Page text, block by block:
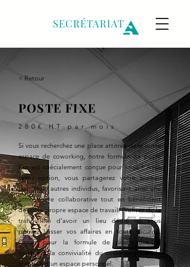
SECRÉTARIAT
< Retour
POSTE FIXE
280€ HT par mois
Si vous recherchez une place attitrée dans notre
espace de coworking, notre formule de poste
fixe est spécialement conçue pour vous ! Avec
cette option, vous partagerez votre bureau
avec trois autres individus, favorisant ainsi une
atmosphère collaborative tout en bénéficiant
de votre propre espace de travail. Profitez de la
tranquillité d'avoir un lieu dédié où vous
pouvez laisser vos affaires en toute sécurité.
Optez pour la formule de poste fixe et
combinez la convivialité du coworking avec la
stabilité d'un espace personnel.